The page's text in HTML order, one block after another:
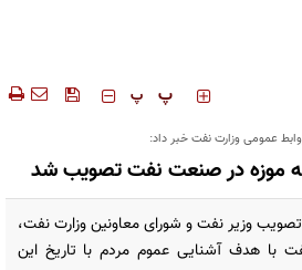
‍‍‍ پ پ
عمومی وزارت نفت خبر داد:
موزه در صنعت نفت تصویب شد
تصویب وزیر نفت و شورای معاونین وزارت نفت،
با هدف آشنایی عموم مردم با تاریخ این